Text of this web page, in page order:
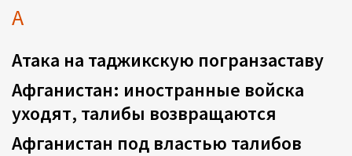
А
Атака на таджикскую погранзаставу
Афганистан: иностранные войска
уходят, талибы возвращаются
Афганистан под властью талибов